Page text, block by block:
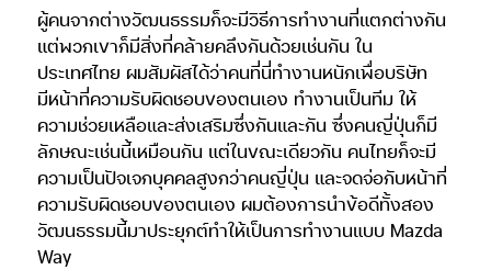
ผู้คนจากต่างวัฒนธรรมก็จะมีวิธีการทำงานที่แตกต่างกัน
แต่พวกเขาก็มีสิ่งที่คล้ายคลึงกันด้วยเช่นกัน ใน
ประเทศไทย ผมสัมผัสได้ว่าคนที่นี่ทำงานหนักเพื่อบริษัท
มีหน้าที่ความรับผิดชอบของตนเอง ทำงานเป็นทีม ให้
ความช่วยเหลือและส่งเสริมซึ่งกันและกัน ซึ่งคนญี่ปุ่นก็มี
ลักษณะเช่นนี้เหมือนกัน แต่ในขณะเดียวกัน คนไทยก็จะมี
ความเป็นปัจเจกบุคคลสูงกว่าคนญี่ปุ่น และจดจ่อกับหน้าที่
ความรับผิดชอบของตนเอง ผมต้องการนำข้อดีทั้งสอง
วัฒนธรรมนี้มาประยุกต์ทำให้เป็นการทำงานแบบ Mazda
Way